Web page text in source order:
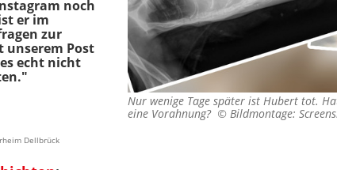
Nur wenige Tage später ist Hubert tot.
eine Vorahnung? © Bildmontage:
noch
er im
zur
unserem Post
echt nicht
Dellbrück